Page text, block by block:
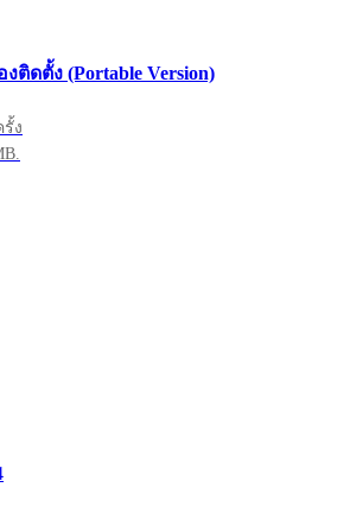
ติดตั้ง (Portable Version)
ง